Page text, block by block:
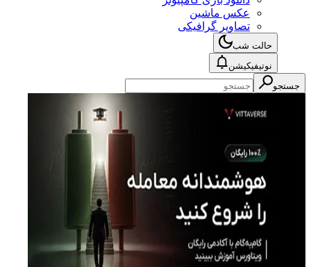
عکس ماشین
تصاویر گرافیکی
حالت شب
نوتیفیکیشن
جستجو